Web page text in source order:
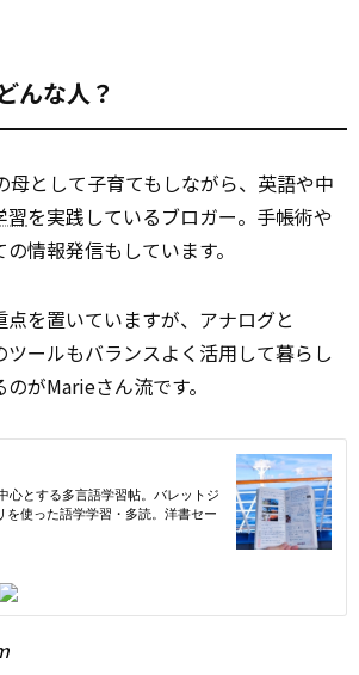
んな人？
母として子育てもしながら、英語や中
習を実践しているブロガー。手帳術や
情報発信もしています。
を置いていますが、アナログと
ツールもバランスよく活用して暮らし
がMarieさん流です。